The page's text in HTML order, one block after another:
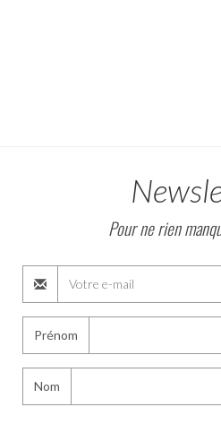
Pour ne rien
Prénom
Nom